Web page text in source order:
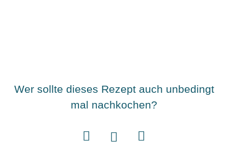
Wer sollte dieses Rezept auch unbedingt
mal nachkochen?